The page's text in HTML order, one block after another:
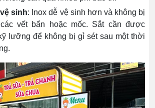
sinh: Inox dễ vệ sinh hơn và không bị
vết bẩn hoặc mốc. Sắt cần được
lưỡng để không bị gỉ sét sau một thời